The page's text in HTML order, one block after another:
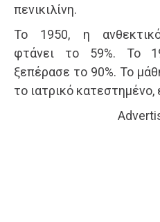
πενικιλίνη.
Το 1950, η
φτάνει το 59%. Το
ξεπέρασε το 90%. Το
το ιατρικό κατεστημένο,